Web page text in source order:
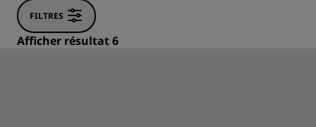
FILTRES
Afficher résultat 6